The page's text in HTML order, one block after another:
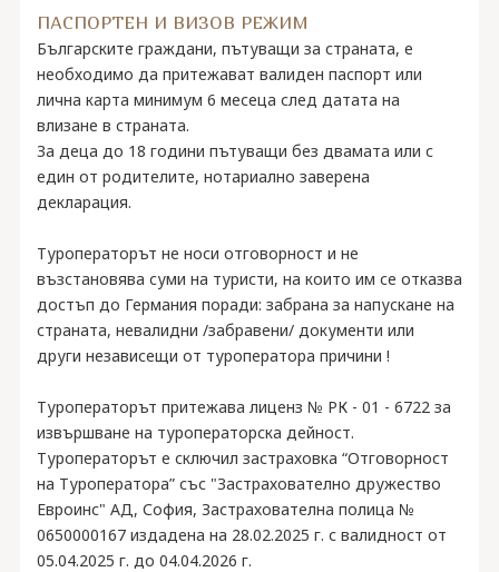
ПАСПОРТЕН И ВИЗОВ РЕЖИМ
Българските граждани, пътуващи за страната, е
необходимо да притежават валиден паспорт или
лична карта минимум 6 месеца след датата на
влизане в страната.
За деца до 18 години пътуващи без двамата или с
един от родителите, нотариално заверена
декларация.
Туроператорът не носи отговорност и не
възстановява суми на туристи, на които им се отказва
достъп до Германия поради: забрана за напускане на
страната, невалидни /забравени/ документи или
други независещи от туроператора причини !
Туроператорът притежава лиценз № РК - 01 - 6722 за
извършване на туроператорска дейност.
Туроператорът е сключил застраховка “Отговорност
на Туроператора” със "Застрахователно дружество
Евроинс" АД, София, Застрахователна полица №
0650000167 издадена на 28.02.2025 г. с валидност от
05.04.2025 г. до 04.04.2026 г.